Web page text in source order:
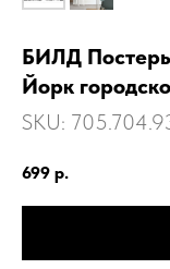
БИЛД
Йорк
SKU:
699 р.